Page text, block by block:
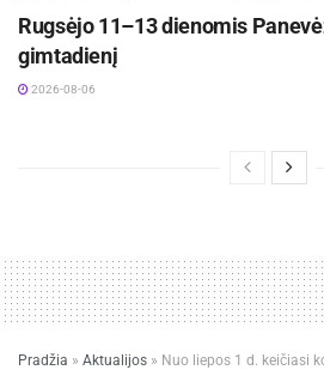
Rugsėjo 11–13 dienomis
gimtadienį
2026-08-06
Pradžia » Aktualijos » Nuo liepos 1 d. keičiasi